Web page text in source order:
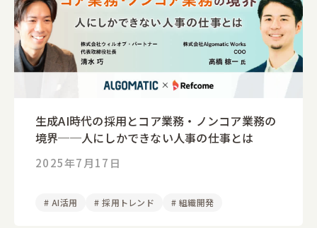
生成AI時代の採用とコア業務・ノンコア業務の
境界──人にしかできない人事の仕事とは
2025年7月17日
# AI活用 # 採用トレンド # 組織開発